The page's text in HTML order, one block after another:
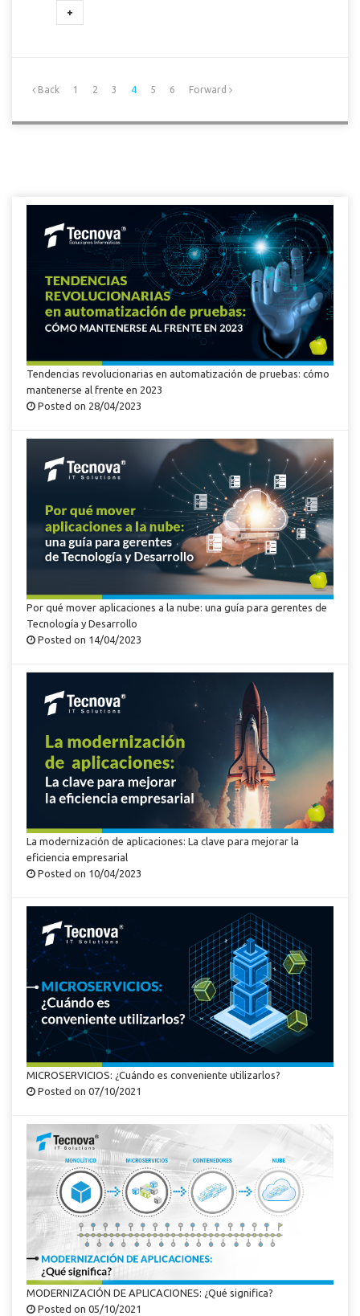
+
Back 1 2 3 4 5 6 Forward
Tendencias revolucionarias en automatización de pruebas: cómo
mantenerse al frente en 2023
Posted on 28/04/2023
Por qué mover aplicaciones a la nube: una guía para gerentes de
Tecnología y Desarrollo
Posted on 14/04/2023
La modernización de aplicaciones: La clave para mejorar la
eficiencia empresarial
Posted on 10/04/2023
MICROSERVICIOS: ¿Cuándo es conveniente utilizarlos?
Posted on 07/10/2021
MODERNIZACIÓN DE APLICACIONES: ¿Qué significa?
Posted on 05/10/2021